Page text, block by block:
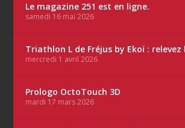
Le magazine 251 est en ligne.
samedi 16 mai 2026
Triathlon L de Fréjus by Ekoï : relevez
mercredi 1 avril 2026
Prologo OctoTouch 3D
mardi 17 mars 2026